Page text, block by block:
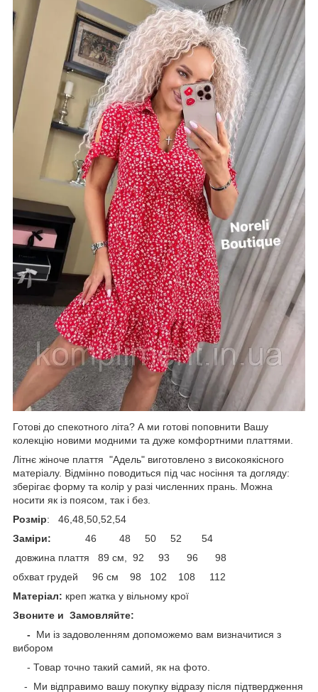
Готові до спекотного літа? А ми готові поповнити Вашу
колекцію новими модними та дуже комфортними платтями.
Літнє жіноче плаття "Адель" виготовлено з високоякісного
матеріалу. Відмінно поводиться під час носіння та догляду:
зберігає форму та колір у разі численних прань. Можна
носити як із поясом, так і без.
Розмір: 46,48,50,52,54
Заміри: 46 48 50 52 54
довжина плаття 89 см, 92 93 96 98
обхват грудей 96 см 98 102 108 112
Матеріал: креп жатка у вільному крої
Звоните и Замовляйте:
-
Ми із задоволенням допоможемо вам визначитися з
вибором
- Товар точно такий самий, як на фото.
- Ми відправимо вашу покупку відразу після підтвердження